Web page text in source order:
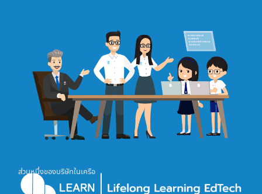
ส่วนหนึ่งของบริษัทในเครือ